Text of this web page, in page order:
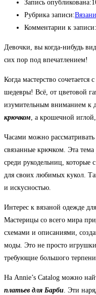
Запись опубликована:
Рубрика записи:
Комментарии к записи:
Девочки, вы когда-нибудь
сих пор под впечатлением!
Когда мастерство
шедевры! Всё, от цветовой
изумительным вниманием к
крючком, а крошечной
Часами можно
связанные крючком. Эта
среди рукодельниц, которые
для своих любимых кукол.
и искусностью.
Интерес к вязаной одежде
Мастерицы со всего мира
схемами и описаниями,
моды. Это не просто
требующие большого
На Annie’s Catalog можно
платьев для Барби. Эти